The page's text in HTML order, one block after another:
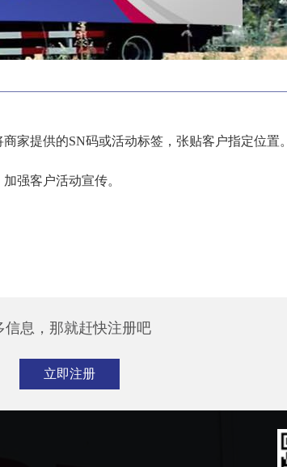
家提供的SN码或活动标签，张贴客户指定位置。
强客户活动宣传。
息，那就赶快注册吧
立即注册